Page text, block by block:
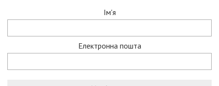
Ім'я
Електронна пошта